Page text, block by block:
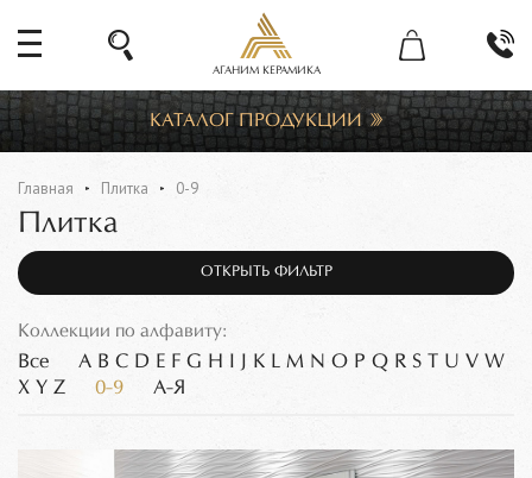
АГАНИМ КЕРАМИКА
КАТАЛОГ ПРОДУКЦИИ
Главная Плитка 0-9
Плитка
ОТКРЫТЬ ФИЛЬТР
Коллекции по алфавиту:
Все A B C D E F G H J K L M N O P Q R S T U V W
X Y Z 0-9 А-Я